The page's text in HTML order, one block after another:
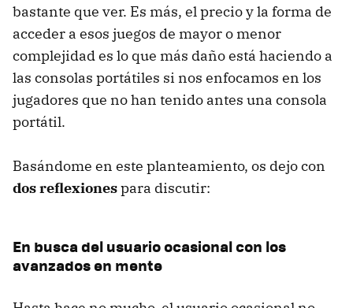
bastante que ver. Es más, el precio y la forma de
acceder a esos juegos de mayor o menor
complejidad es lo que más daño está haciendo a
las consolas portátiles si nos enfocamos en los
jugadores que no han tenido antes una consola
portátil.
Basándome en este planteamiento, os dejo con
dos reflexionespara discutir:
En busca del usuario ocasional con los
avanzados en mente